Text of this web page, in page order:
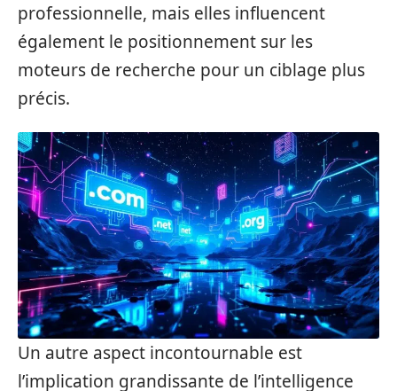
professionnelle, mais elles influencent
également le positionnement sur les
moteurs de recherche pour un ciblage plus
précis.
Un autre aspect incontournable est
l’implication grandissante de l’intelligence